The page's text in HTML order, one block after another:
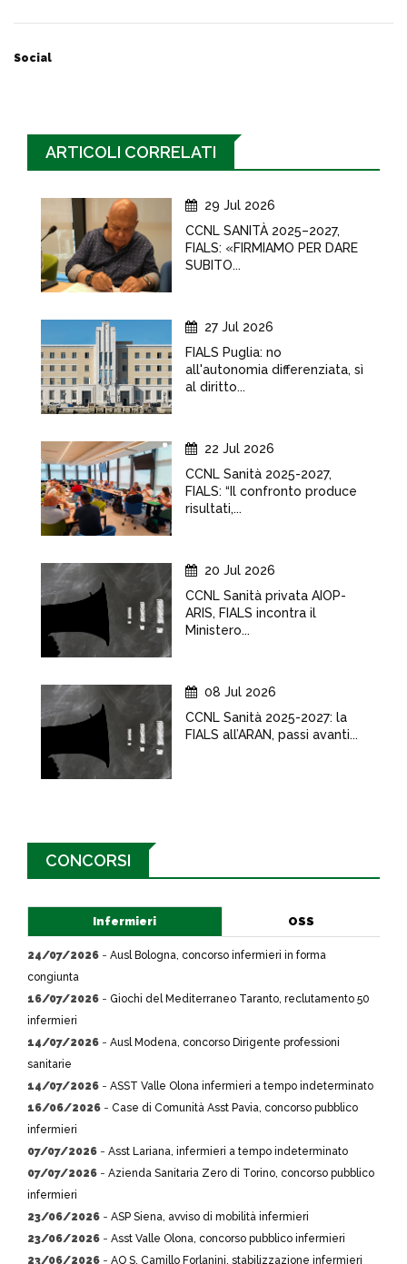
Social
ARTICOLI CORRELATI
29 Jul 2026
CCNL SANITÀ 2025–2027,
FIALS: «FIRMIAMO PER DARE
SUBITO...
27 Jul 2026
FIALS Puglia: no
all'autonomia differenziata, sì
al diritto...
22 Jul 2026
CCNL Sanità 2025-2027,
FIALS: “Il confronto produce
risultati,...
20 Jul 2026
CCNL Sanità privata AIOP-
ARIS, FIALS incontra il
Ministero...
08 Jul 2026
CCNL Sanità 2025-2027: la
FIALS all’ARAN, passi avanti...
CONCORSI
Infermieri OSS
24/07/2026 - Ausl Bologna, concorso infermieri in forma
congiunta
16/07/2026 - Giochi del Mediterraneo Taranto, reclutamento 50
infermieri
14/07/2026 - Ausl Modena, concorso Dirigente professioni
sanitarie
14/07/2026 - ASST Valle Olona infermieri a tempo indeterminato
16/06/2026 - Case di Comunità Asst Pavia, concorso pubblico
infermieri
07/07/2026 - Asst Lariana, infermieri a tempo indeterminato
07/07/2026 - Azienda Sanitaria Zero di Torino, concorso pubblico
infermieri
23/06/2026 - ASP Siena, avviso di mobilità infermieri
23/06/2026 - Asst Valle Olona, concorso pubblico infermieri
23/06/2026 - AO S. Camillo Forlanini, stabilizzazione infermieri